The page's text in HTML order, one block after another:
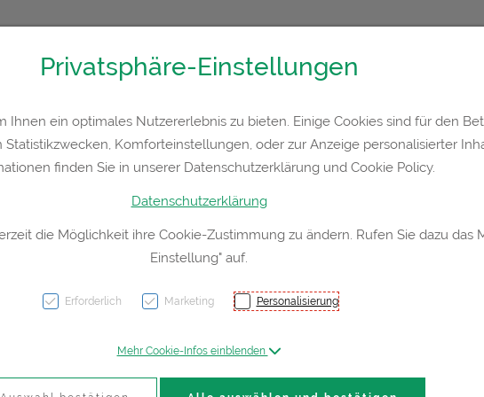
Hautpflege Familie Nahrungsergänzung Diverses
Privatsphäre-Einstellungen
Ihnen ein optimales Nutzererlebnis zu bieten. Einige Cookies sind für den
Komforteinstellungen, oder zur Anzeige personalisierter
finden Sie in unserer Datenschutzerklärung und Cookie Policy.
Datenschutzerklärung
die Möglichkeit ihre Cookie-Zustimmung zu ändern. Rufen Sie dazu das
Einstellung" auf.
Erforderlich Marketing Personalisierung
Mehr Cookie-Infos einblenden